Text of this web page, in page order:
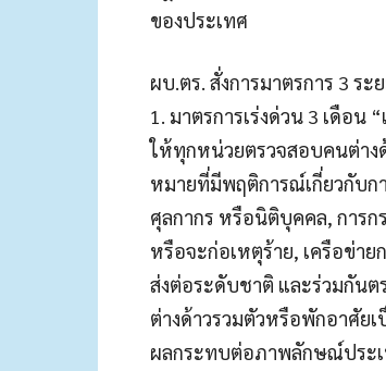
ของประเทศ
ผบ.ตร. สั่งการมาตรการ 3 ระ
1. มาตรการเร่งด่วน 3 เดือน
ให้ทุกหน่วยตรวจสอบคนต่า
หมายที่มีพฤติการณ์เกี่ยวกับก
ศุลกากร หรือนิติบุคคล, การ
หรือจะก่อเหตุร้าย, เครือข่า
ส่งต่อระดับชาติ และร่วมกัน
ต่างด้าวรวมตัวหรือพักอาศัย
ผลกระทบต่อภาพลักษณ์ประเ